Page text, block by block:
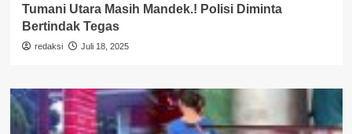
Tumani Utara Masih Mandek.! Polisi Diminta
Bertindak Tegas
redaksi Juli 18, 2025